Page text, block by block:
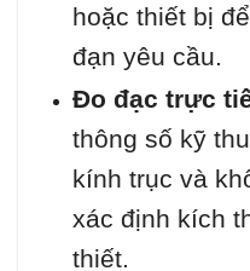
hoặc thiết bị
đạn yêu cầu.
Đo đạc trực
thông số kỹ
kính trục và
xác định kích
thiết.